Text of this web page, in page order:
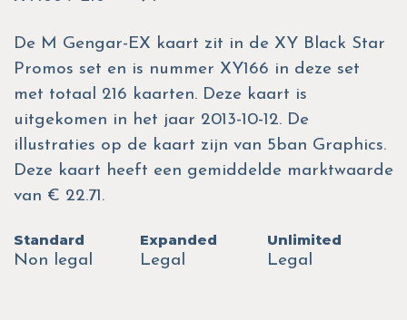
De M Gengar-EX kaart zit in de XY Black Star
Promos set en is nummer XY166 in deze set
met totaal 216 kaarten. Deze kaart is
uitgekomen in het jaar 2013-10-12. De
illustraties op de kaart zijn van 5ban Graphics.
Deze kaart heeft een gemiddelde marktwaarde
van € 22.71.
Standard
Non legal
Expanded
Legal
Unlimited
Legal